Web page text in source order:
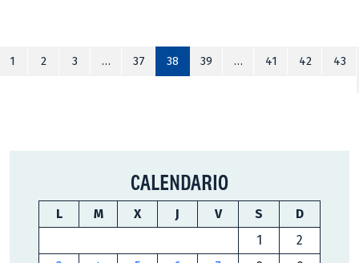
1 2 3 … 37 38 39 … 41 42 43
CALENDARIO
L M X J V S
D
1
2